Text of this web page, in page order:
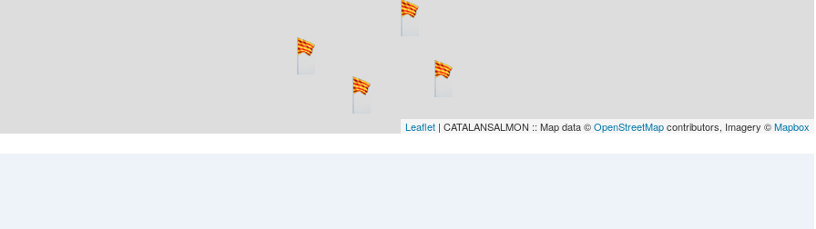
Leaflet | CATALANSALMON :: Map data ©OpenStreetMapcontributors, Imagery ©Mapbox